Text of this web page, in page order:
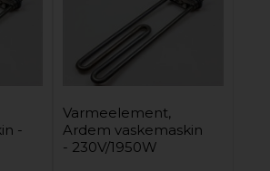
-
Varmeelement,
Ardem vaskemaskin
- 230V/1950W